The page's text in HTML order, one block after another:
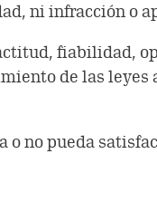
ni infracción o
fiabilidad,
de las leyes
no pueda